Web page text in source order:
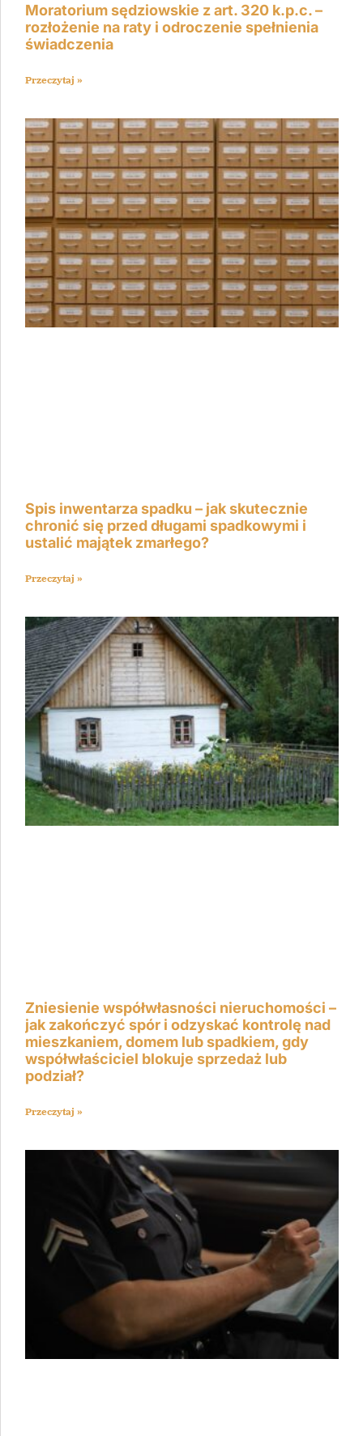
Moratorium sędziowskie z art. 320 k.p.c. –
rozłożenie na raty i odroczenie spełnienia
świadczenia
Przeczytaj »
Spis inwentarza spadku – jak skutecznie
chronić się przed długami spadkowymi i
ustalić majątek zmarłego?
Przeczytaj »
Zniesienie współwłasności nieruchomości –
jak zakończyć spór i odzyskać kontrolę nad
mieszkaniem, domem lub spadkiem, gdy
współwłaściciel blokuje sprzedaż lub
podział?
Przeczytaj »